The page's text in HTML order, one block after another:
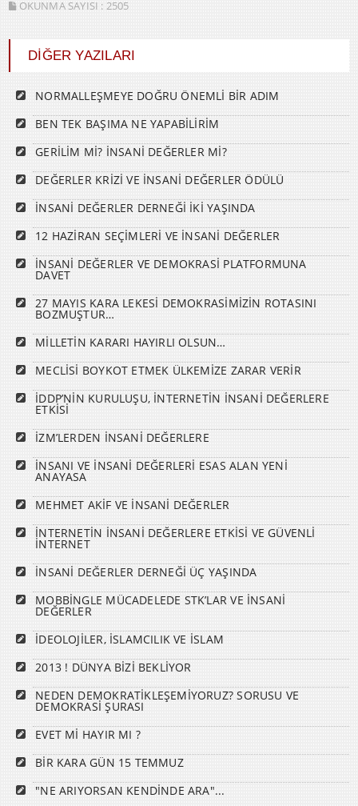
OKUNMA SAYISI : 2505
DİĞER YAZILARI
NORMALLEŞMEYE DOĞRU ÖNEMLİ BİR ADIM
BEN TEK BAŞIMA NE YAPABİLİRİM
GERİLİM Mİ? İNSANİ DEĞERLER Mİ?
DEĞERLER KRİZİ VE İNSANİ DEĞERLER ÖDÜLÜ
İNSANİ DEĞERLER DERNEĞİ İKİ YAŞINDA
12 HAZİRAN SEÇİMLERİ VE İNSANİ DEĞERLER
İNSANİ DEĞERLER VE DEMOKRASİ PLATFORMUNA
DAVET
27 MAYIS KARA LEKESİ DEMOKRASİMİZİN ROTASINI
BOZMUŞTUR…
MİLLETİN KARARI HAYIRLI OLSUN…
MECLİSİ BOYKOT ETMEK ÜLKEMİZE ZARAR VERİR
İDDP’NİN KURULUŞU, İNTERNETİN İNSANİ DEĞERLERE
ETKİSİ
İZM’LERDEN İNSANİ DEĞERLERE
İNSANI VE İNSANİ DEĞERLERİ ESAS ALAN YENİ
ANAYASA
MEHMET AKİF VE İNSANİ DEĞERLER
İNTERNETİN İNSANİ DEĞERLERE ETKİSİ VE GÜVENLİ
İNTERNET
İNSANİ DEĞERLER DERNEĞİ ÜÇ YAŞINDA
MOBBİNGLE MÜCADELEDE STK’LAR VE İNSANİ
DEĞERLER
İDEOLOJİLER, İSLAMCILIK VE İSLAM
2013 ! DÜNYA BİZİ BEKLİYOR
NEDEN DEMOKRATİKLEŞEMİYORUZ? SORUSU VE
DEMOKRASİ ŞURASI
EVET Mİ HAYIR MI ?
BİR KARA GÜN 15 TEMMUZ
"NE ARIYORSAN KENDİNDE ARA"...